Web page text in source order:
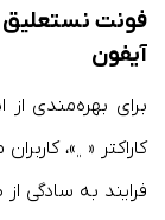
فونت نستعلیق
آیفون
برای بهره‌مندی
کاراکتر «﮼»،
فرایند به سادگی